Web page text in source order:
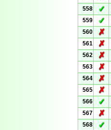
558
✓
559
✓
560
✗
561
✗
562
✗
563
✗
564
✗
565
✗
566
✓
567
✗
568
✓